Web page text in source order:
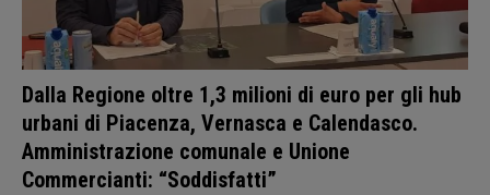
Dalla Regione oltre 1,3 milioni di euro per gli hub
urbani di Piacenza, Vernasca e Calendasco.
Amministrazione comunale e Unione
Commercianti: “Soddisfatti”